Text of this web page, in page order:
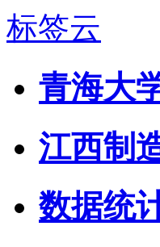
标签云
青海大
江西制
数据统